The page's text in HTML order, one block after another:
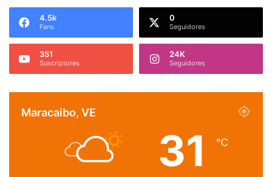
4.5k
Fans
0
Seguidores
351
Suscriptores
24K
Seguidores
Maracaibo, VE
31 ℃